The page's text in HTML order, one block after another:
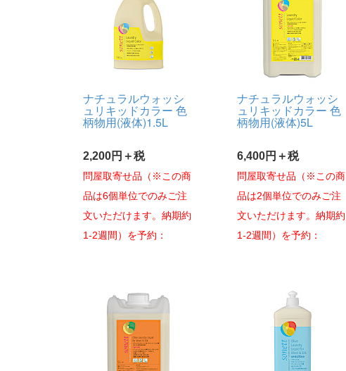
ナチュラルウォッシ
ュリキッドカラー 色
柄物用(液体)1.5L
2,200円＋税
問屋取寄せ品（※この商
品は6個単位でのみご注
文いただけます。納期約
1-2週間）を予約：
ナチュラルウォッシ
ュリキッドカラー 色
柄物用(液体)5L
6,400円＋税
問屋取寄せ品（※この商
品は2個単位でのみご注
文いただけます。納期約
1-2週間）を予約：